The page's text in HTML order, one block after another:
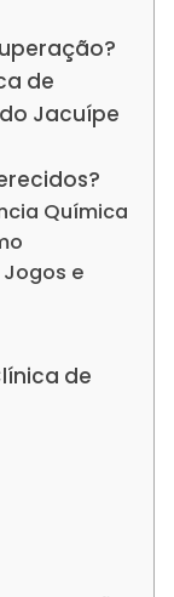
de
Jacuípe
Química
e
de